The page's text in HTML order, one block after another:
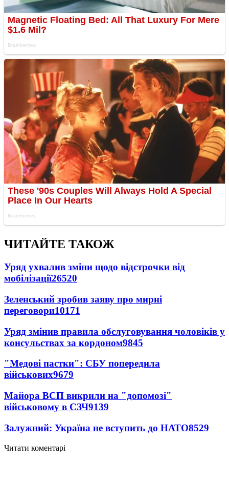
ЧИТАЙТЕ ТАКОЖ
Уряд ухвалив зміни щодо відстрочки від
мобілізації26520
Зеленський зробив заяву про мирні
переговори10171
Уряд змінив правила обслуговування чоловіків у
консульствах за кордоном9845
"Медові пастки": СБУ попередила
військових9679
Майора ВСП викрили на "допомозі"
військовому в СЗЧ9139
Залужний: Україна не вступить до НАТО8529
Читати коментарі